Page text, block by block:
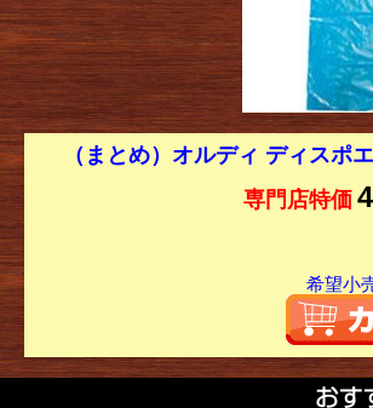
（まとめ）オルディ ディスポ
専門店特価
希望小